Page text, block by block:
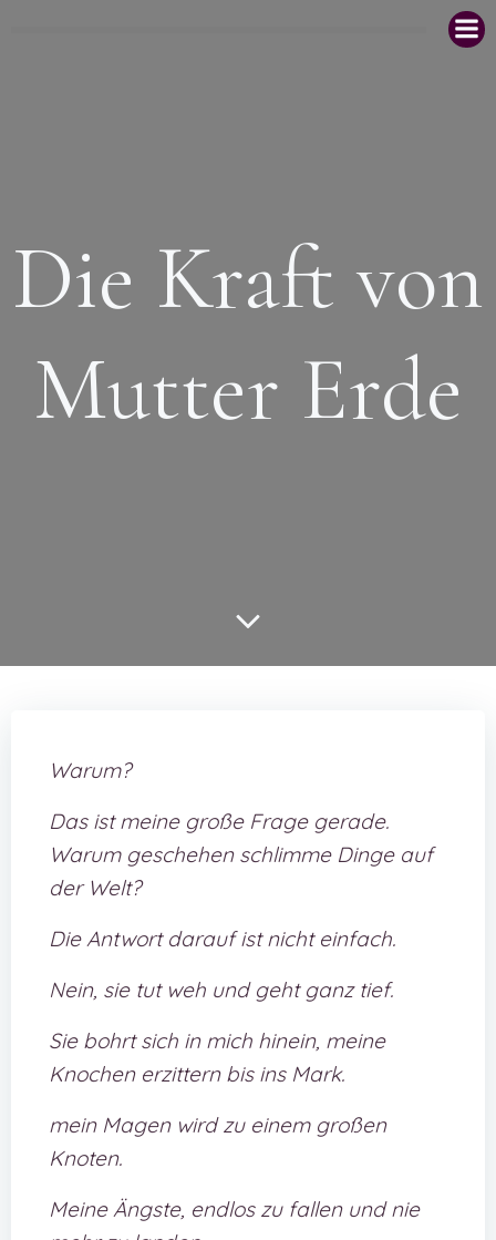
Die Kraft von
Mutter Erde
Warum?
Das ist meine große Frage gerade.
Warum geschehen schlimme Dinge auf
der Welt?
Die Antwort darauf ist nicht einfach.
Nein, sie tut weh und geht ganz tief.
Sie bohrt sich in mich hinein, meine
Knochen erzittern bis ins Mark.
mein Magen wird zu einem großen
Knoten.
Meine Ängste, endlos zu fallen und nie